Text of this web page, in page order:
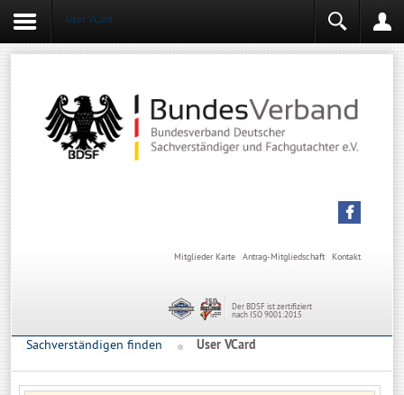
User VCard
Angemeldet bleiben
Kontakt
Antrag-Mitgliedschaft
Mitglieder Karte
Der BDSF ist zertifiziert
nach ISO 9001:2015
Sachverständigen finden User VCard